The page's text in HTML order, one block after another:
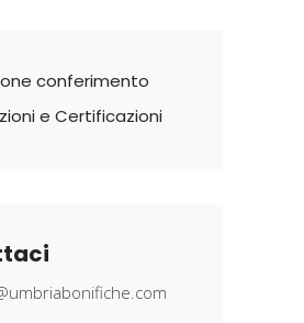
conferimento
e Certificazioni